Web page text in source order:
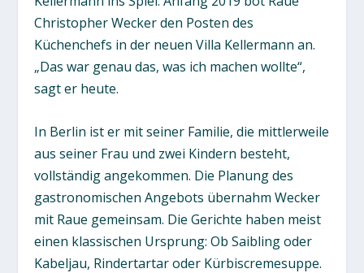
Christopher Wecker den Posten des
Küchenchefs in der neuen Villa Kellermann an.
„Das war genau das, was ich machen wollte“,
sagt er heute.
In Berlin ist er mit seiner Familie, die mittlerweile
aus seiner Frau und zwei Kindern besteht,
vollständig angekommen. Die Planung des
gastronomischen Angebots übernahm Wecker
mit Raue gemeinsam. Die Gerichte haben meist
einen klassischen Ursprung: Ob Saibling oder
Kabeljau, Rindertartar oder Kürbiscremesuppe.